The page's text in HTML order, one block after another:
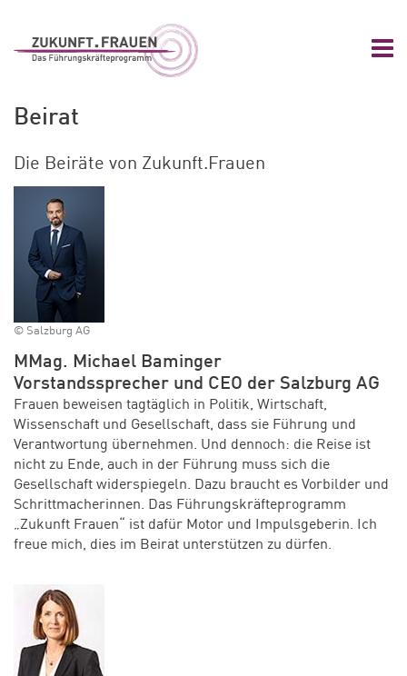
Zukunft.Frauen
Beirat
Die Beiräte von Zukunft.Frauen
© Salzburg AG
MMag. Michael Baminger
Vorstandssprecher und CEO der Salzburg AG
Frauen beweisen tagtäglich in Politik, Wirtschaft,
Wissenschaft und Gesellschaft, dass sie Führung und
Verantwortung übernehmen. Und dennoch: die Reise ist
nicht zu Ende, auch in der Führung muss sich die
Gesellschaft widerspiegeln. Dazu braucht es Vorbilder und
Schrittmacherinnen. Das Führungskräfteprogramm
„Zukunft Frauen“ ist dafür Motor und Impulsgeberin. Ich
freue mich, dies im Beirat unterstützen zu dürfen.